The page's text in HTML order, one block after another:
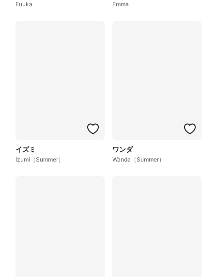
Fuuka Emma
イズミ
Izumi（Summer）
ワンダ
Wanda（Summer）